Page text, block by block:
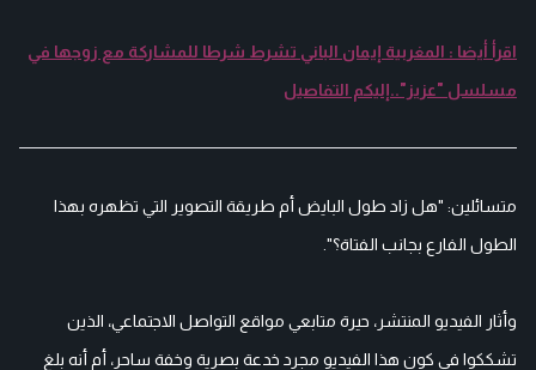
اقرأ أيضا : المغربية إيمان الباني تشرط شرطا للمشاركة مع زوجها في
مسلسل "عزيز"..إليكم التفاصيل
متسائلين: "هل زاد طول البايض أم طريقة التصوير التي تظهره بهذا
الطول الفارع بجانب الفتاة؟".
وأثار الفيديو المنتشر، حيرة متابعي مواقع التواصل الاجتماعي، الذين
تشككوا في كون هذا الفيديو مجرد خدعة بصرية وخفة ساحر، أم أنه بلغ